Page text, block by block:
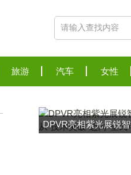
旅游 汽车 女性